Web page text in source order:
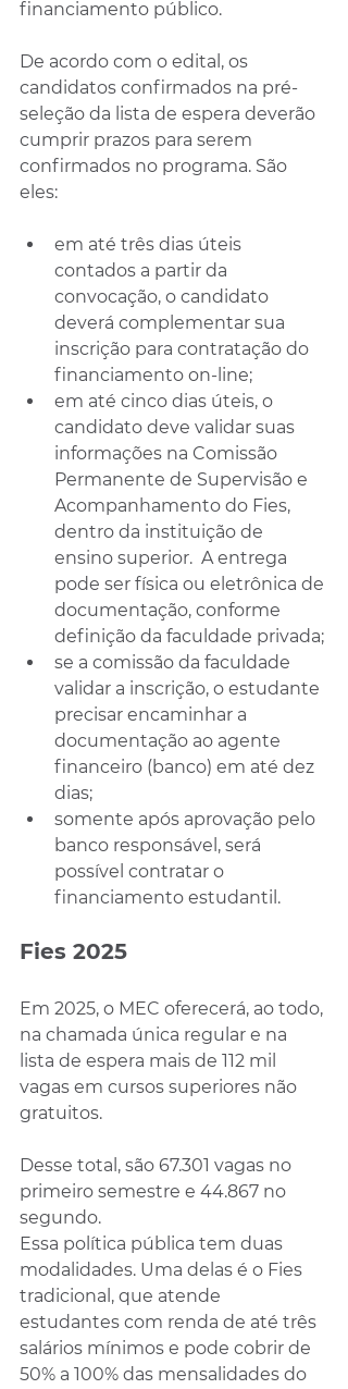
financiamento público.
De acordo com o edital, os
candidatos confirmados na pré-
seleção da lista de espera deverão
cumprir prazos para serem
confirmados no programa. São
eles:
em até três dias úteis
contados a partir da
convocação, o candidato
deverá complementar sua
inscrição para contratação do
financiamento on-line;
em até cinco dias úteis, o
candidato deve validar suas
informações na Comissão
Permanente de Supervisão e
Acompanhamento do Fies,
dentro da instituição de
ensino superior.  A entrega
pode ser física ou eletrônica de
documentação, conforme
definição da faculdade privada;
se a comissão da faculdade
validar a inscrição, o estudante
precisar encaminhar a
documentação ao agente
financeiro (banco) em até dez
dias;
somente após aprovação pelo
banco responsável, será
possível contratar o
financiamento estudantil.
Fies 2025
Em 2025, o MEC oferecerá, ao todo,
na chamada única regular e na
lista de espera mais de 112 mil
vagas em cursos superiores não
gratuitos.
Desse total, são 67.301 vagas no
primeiro semestre e 44.867 no
segundo.
Essa política pública tem duas
modalidades. Uma delas é o Fies
tradicional, que atende
estudantes com renda de até três
salários mínimos e pode cobrir de
50% a 100% das mensalidades do